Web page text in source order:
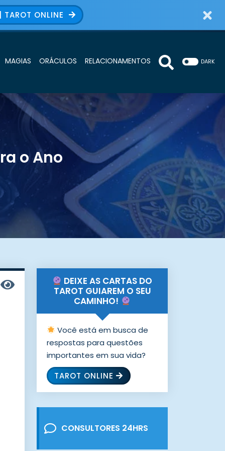
ONLINE
MAGIAS ORÁCULOS RELACIONAMENTOS DARK
o Ano
DEIXE AS CARTAS DO
TAROT GUIAREM O SEU
CAMINHO!
Você está em busca de
respostas para questões
importantes em sua vida?
TAROT ONLINE
CONSULTORES 24HRS